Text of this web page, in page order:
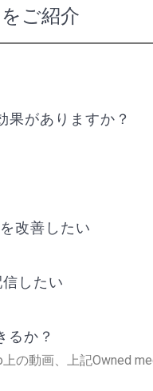
ご紹介
がありますか？
改善したい
したい
か？
の動画、上記Owned